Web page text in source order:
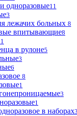
одноразовые11
3
лежачих больных 8
впитывающие8
в рулоне5
3
6
8
1
3
1
в наборах3